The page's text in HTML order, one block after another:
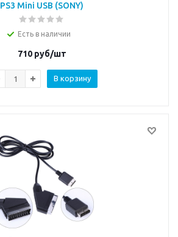
PS3 Mini USB (SONY)
Есть в наличии
710руб/шт
В корзину